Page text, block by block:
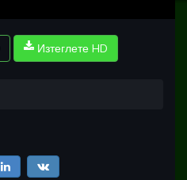
Изтеглете HD